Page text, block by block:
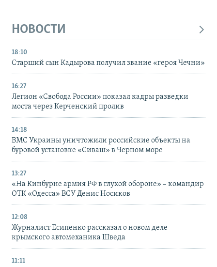
НОВОСТИ
18:10
Старший сын Кадырова получил звание «героя Чечни»
16:27
Легион «Свобода России» показал кадры разведки
моста через Керченский пролив
14:18
ВМС Украины уничтожили российские объекты на
буровой установке «Сиваш» в Черном море
13:27
«На Кинбурне армия РФ в глухой обороне» – командир
ОТК «Одесса» ВСУ Денис Носиков
12:08
Журналист Есипенко рассказал о новом деле
крымского автомеханика Шведа
11:11